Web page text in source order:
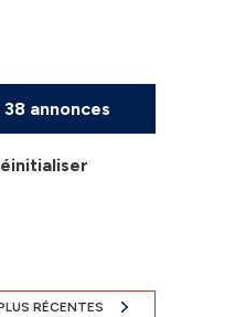
38 annonces
RÉCENTES